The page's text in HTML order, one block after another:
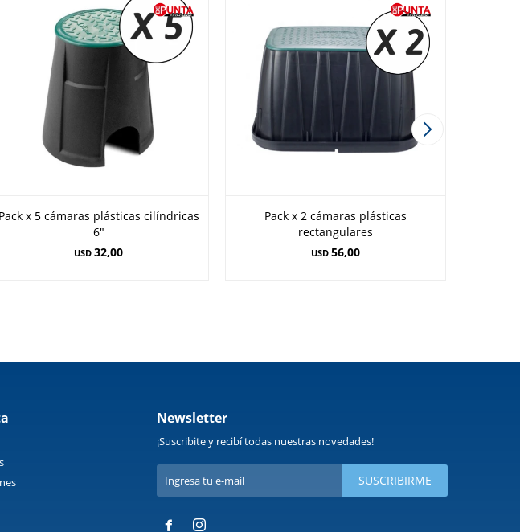
Pack x 5 cámaras plásticas cilíndricas
6"
USD 32,00
Pack x 2 cámaras plásticas
rectangulares
USD 56,00
Newsletter
¡Suscribite y recibí todas nuestras novedades!
SUSCRIBIRME
 